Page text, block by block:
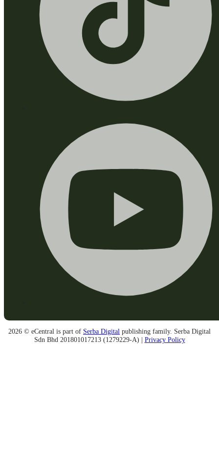
2026 © eCentral is part of Serba Digital publishing family. Serba Digital
Sdn Bhd 201801017213 (1279229-A) | Privacy Policy